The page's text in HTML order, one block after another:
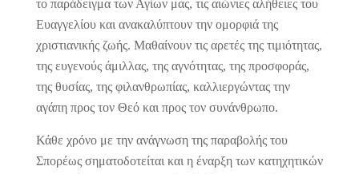
το παράδειγμα των Αγίων μας, τις αιώνιες αλήθειες του
Ευαγγελίου και ανακαλύπτουν την ομορφιά της
χριστιανικής ζωής. Μαθαίνουν τις αρετές της τιμιότητας,
της ευγενούς άμιλλας, της αγνότητας, της προσφοράς,
της θυσίας, της φιλανθρωπίας, καλλιεργώντας την
αγάπη προς τον Θεό και προς τον συνάνθρωπο.
Κάθε χρόνο με την ανάγνωση της παραβολής του
Σπορέως σηματοδοτείται και η έναρξη των κατηχητικών